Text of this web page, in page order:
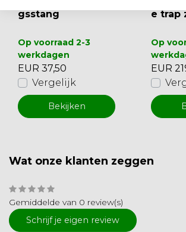
gsstang
Op voorraad 2-3
werkdagen
EUR 37,50
Vergelijk
Bekijken
e trap
Op
EUR
Wat onze klanten zeggen
Gemiddelde van 0 review(s)
Schrijf je eigen review